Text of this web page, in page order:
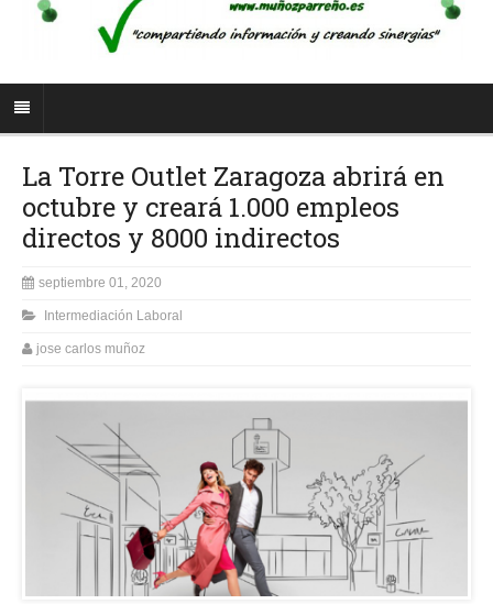
La Torre Outlet Zaragoza abrirá en
octubre y creará 1.000 empleos
directos y 8000 indirectos
septiembre 01, 2020
Intermediación Laboral
jose carlos muñoz